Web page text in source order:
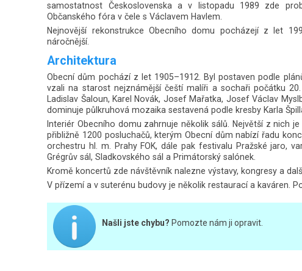
samostatnost Československa a v listopadu 1989 zde
Občanského fóra v čele s Václavem Havlem.
Nejnovější rekonstrukce Obecního domu pocházejí z let
náročnější.
Architektura
Obecní dům pochází z let 1905–1912. Byl postaven podle
vzali na starost nejznámější čeští malíři a sochaři počátku
Ladislav Šaloun, Karel Novák, Josef Mařatka, Josef Václav
dominuje půlkruhová mozaika sestavená podle kresby Karla
Interiér Obecního domu zahrnuje několik sálů. Největší z nich
přibližně 1200 posluchačů, kterým Obecní dům nabízí řadu
orchestru hl. m. Prahy FOK, dále pak festivalu Pražské jaro,
Grégrův sál, Sladkovského sál a Primátorský salónek.
Kromě koncertů zde návštěvník nalezne výstavy, kongresy a
V přízemí a v suterénu budovy je několik restaurací a kaváren.
Našli jste chybu? Pomozte nám ji opravit.